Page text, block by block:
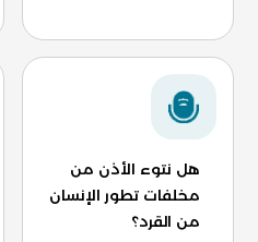
هل نتوء الأذن من
مخلفات تطور الإنسان
من القرد؟